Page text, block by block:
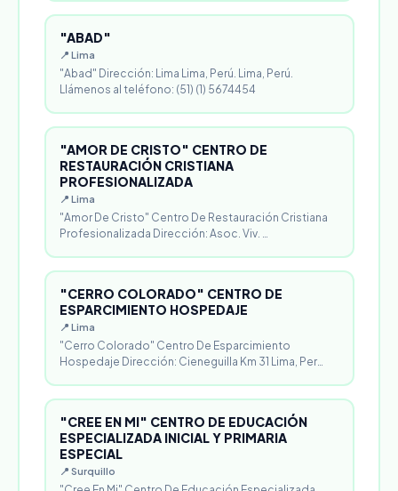
"ABAD"
📍 Lima
"Abad" Dirección: Lima Lima, Perú. Lima, Perú.
Llámenos al teléfono: (51) (1) 5674454
"AMOR DE CRISTO" CENTRO DE
RESTAURACIÓN CRISTIANA
PROFESIONALIZADA
📍 Lima
"Amor De Cristo" Centro De Restauración Cristiana
Profesionalizada Dirección: Asoc. Viv. …
"CERRO COLORADO" CENTRO DE
ESPARCIMIENTO HOSPEDAJE
📍 Lima
"Cerro Colorado" Centro De Esparcimiento
Hospedaje Dirección: Cieneguilla Km 31 Lima, Per…
"CREE EN MI" CENTRO DE EDUCACIÓN
ESPECIALIZADA INICIAL Y PRIMARIA
ESPECIAL
📍 Surquillo